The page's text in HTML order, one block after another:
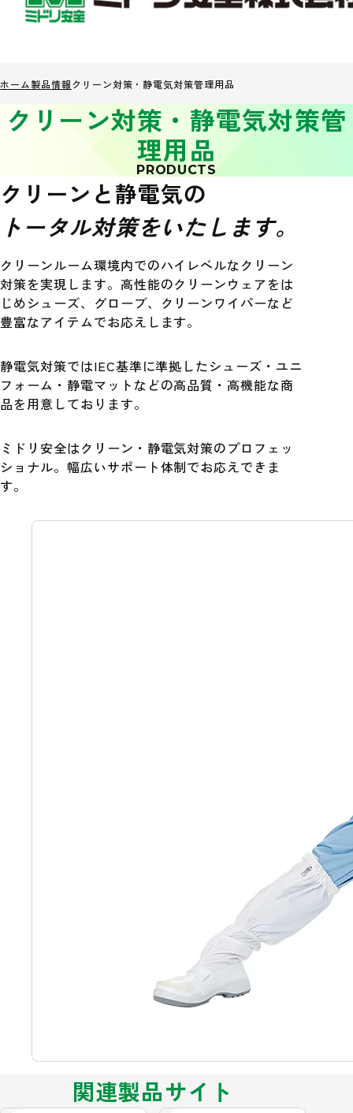
ホーム製品情報クリーン対策・静電気対策管理用品
クリーン対策・静電気対策管
理用品
PRODUCTS
クリーンと静電気の
トータル対策をいたします。
クリーンルーム環境内でのハイレベルなクリーン
対策を実現します。高性能のクリーンウェアをは
じめシューズ、グローブ、クリーンワイパーなど
豊富なアイテムでお応えします。
静電気対策ではIEC基準に準拠したシューズ・ユニ
フォーム・静電マットなどの高品質・高機能な商
品を用意しております。
ミドリ安全はクリーン・静電気対策のプロフェッ
ショナル。幅広いサポート体制でお応えできま
す。
関連製品サイト